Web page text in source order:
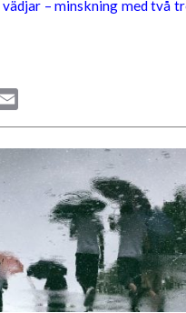
– minskning med två